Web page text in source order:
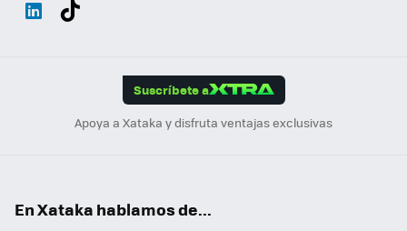
Suscríbete a
Apoya a Xataka y disfruta ventajas exclusivas
En Xataka hablamos de...